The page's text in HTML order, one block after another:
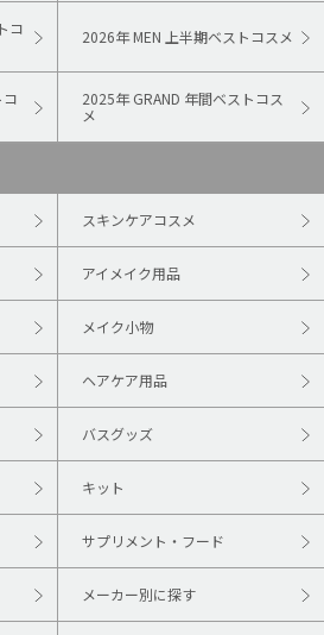
コ
2026年 MEN 上半期ベストコスメ
2025年 GRAND 年間ベストコス
メ
スキンケアコスメ
アイメイク用品
メイク小物
ヘアケア用品
バスグッズ
キット
サプリメント・フード
メーカー別に探す